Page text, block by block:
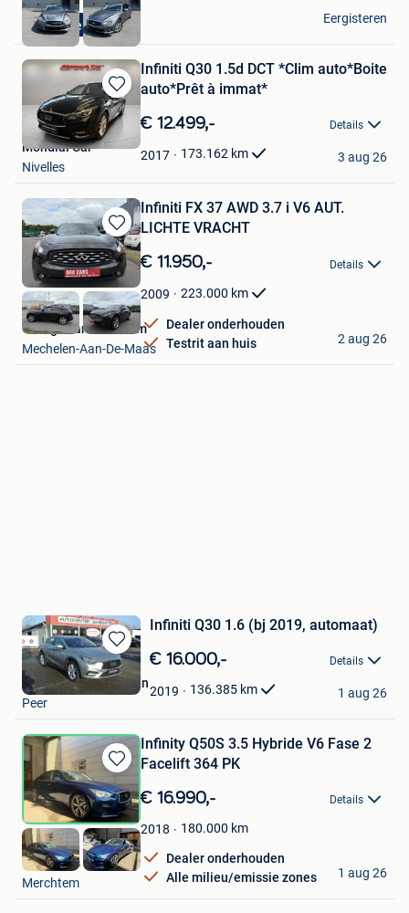
Diesel
RFCARS
Ledegem
Eergisteren
Bewaren
in
Mijn
Favorieten
Infiniti Q30 1.5d DCT *Clim auto*Boite
auto*Prêt à immat*
€ 12.499,- Details
2017 173.162 km
Mondial Car
Nivelles
3 aug 26
Bewaren
in
Mijn
Favorieten
Infiniti FX 37 AWD 3.7 i V6 AUT.
LICHTE VRACHT
€ 11.950,- Details
2009 223.000 km
Dealer onderhouden
Testrit aan huis
Garage van Hozeham
Mechelen-Aan-De-Maas
2 aug 26
Bewaren
in
Mijn
Infiniti Q30 1.6 (bj 2019, automaat)
€ 16.000,- Details
2019 136.385 km
Autocenter Schrooten
Peer
1 aug 26
Bewaren
in
Mijn
Favorieten
Infinity Q50S 3.5 Hybride V6 Fase 2
Facelift 364 PK
€ 16.990,- Details
2018 180.000 km
Dealer onderhouden
Alle milieu/emissie zones
Ben's Cars BV
Merchtem
1 aug 26